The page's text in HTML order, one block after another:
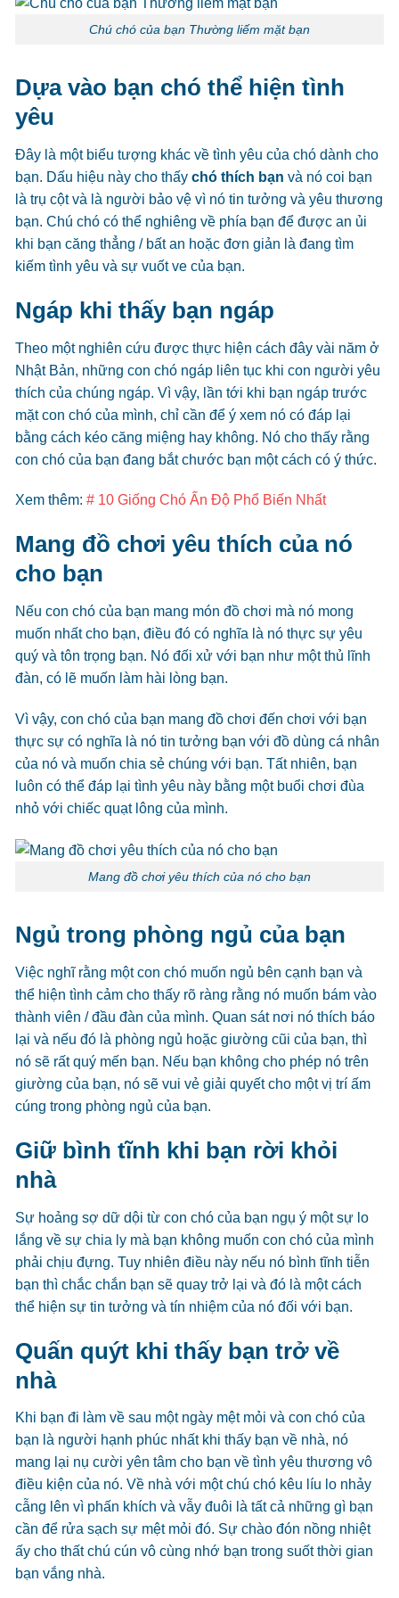
Chú chó của bạn Thường liếm mặt bạn
Dựa vào bạn chó thể hiện tình
yêu
Đây là một biểu tượng khác về tình yêu của chó dành cho
bạn. Dấu hiệu này cho thấychó thích bạn và nó coi bạn
là trụ cột và là người bảo vệ vì nó tin tưởng và yêu thương
bạn. Chú chó có thể nghiêng về phía bạn để được an ủi
khi bạn căng thẳng / bất an hoặc đơn giản là đang tìm
kiếm tình yêu và sự vuốt ve của bạn.
Ngáp khi thấy bạn ngáp
Theo một nghiên cứu được thực hiện cách đây vài năm ở
Nhật Bản, những con chó ngáp liên tục khi con người yêu
thích của chúng ngáp. Vì vậy, lần tới khi bạn ngáp trước
mặt con chó của mình, chỉ cần để ý xem nó có đáp lại
bằng cách kéo căng miệng hay không. Nó cho thấy rằng
con chó của bạn đang bắt chước bạn một cách có ý thức.
Xem thêm:# 10 Giống Chó Ấn Độ Phổ Biến Nhất
Mang đồ chơi yêu thích của nó
cho bạn
Nếu con chó của bạn mang món đồ chơi mà nó mong
muốn nhất cho bạn, điều đó có nghĩa là nó thực sự yêu
quý và tôn trọng bạn. Nó đối xử với bạn như một thủ lĩnh
đàn, có lẽ muốn làm hài lòng bạn.
Vì vậy, con chó của bạn mang đồ chơi đến chơi với bạn
thực sự có nghĩa là nó tin tưởng bạn với đồ dùng cá nhân
của nó và muốn chia sẻ chúng với bạn. Tất nhiên, bạn
luôn có thể đáp lại tình yêu này bằng một buổi chơi đùa
nhỏ với chiếc quạt lông của mình.
Mang đồ chơi yêu thích của nó cho bạn
Ngủ trong phòng ngủ của bạn
Việc nghĩ rằng một con chó muốn ngủ bên cạnh bạn và
thể hiện tình cảm cho thấy rõ ràng rằng nó muốn bám vào
thành viên / đầu đàn của mình. Quan sát nơi nó thích báo
lại và nếu đó là phòng ngủ hoặc giường cũi của bạn, thì
nó sẽ rất quý mến bạn. Nếu bạn không cho phép nó trên
giường của bạn, nó sẽ vui vẻ giải quyết cho một vị trí ấm
cúng trong phòng ngủ của bạn.
Giữ bình tĩnh khi bạn rời khỏi
nhà
Sự hoảng sợ dữ dội từ con chó của bạn ngụ ý một sự lo
lắng về sự chia ly mà bạn không muốn con chó của mình
phải chịu đựng. Tuy nhiên điều này nếu nó bình tĩnh tiễn
bạn thì chắc chắn bạn sẽ quay trở lại và đó là một cách
thể hiện sự tin tưởng và tín nhiệm của nó đối với bạn.
Quấn quýt khi thấy bạn trở về
nhà
Khi bạn đi làm về sau một ngày mệt mỏi và con chó của
bạn là người hạnh phúc nhất khi thấy bạn về nhà, nó
mang lại nụ cười yên tâm cho bạn về tình yêu thương vô
điều kiện của nó. Về nhà với một chú chó kêu líu lo nhảy
cẫng lên vì phấn khích và vẫy đuôi là tất cả những gì bạn
cần để rửa sạch sự mệt mỏi đó. Sự chào đón nồng nhiệt
ấy cho thất chú cún vô cùng nhớ bạn trong suốt thời gian
bạn vắng nhà.